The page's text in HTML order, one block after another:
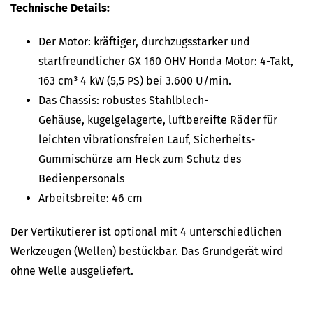
Technische Details:
Der Motor: kräftiger, durchzugsstarker und
startfreundlicher GX 160 OHV Honda Motor: 4-Takt,
163 cm³ 4 kW (5,5 PS) bei 3.600 U/min.
Das Chassis: robustes Stahlblech-
Gehäuse, kugelgelagerte, luftbereifte Räder für
leichten vibrationsfreien Lauf, Sicherheits-
Gummischürze am Heck zum Schutz des
Bedienpersonals
Arbeitsbreite: 46 cm
Der Vertikutierer ist optional mit 4 unterschiedlichen
Werkzeugen (Wellen) bestückbar. Das Grundgerät wird
ohne Welle ausgeliefert.